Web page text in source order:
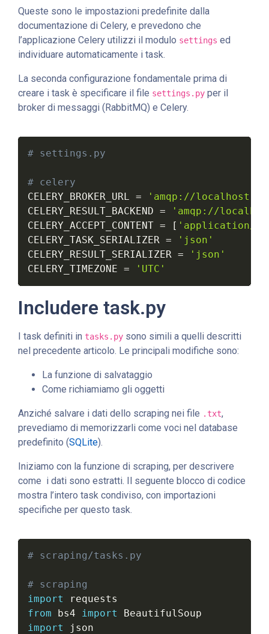
Queste sono le impostazioni predefinite dalla
documentazione di Celery, e prevedono che
l’applicazione Celery utilizzi il modulo settings ed
individuare automaticamente i task.
La seconda configurazione fondamentale prima di
creare i task è specificare il file settings.py per il
broker di messaggi (RabbitMQ) e Celery.
# settings.py
# celery
CELERY_BROKER_URL =
'amqp://
CELERY_RESULT_BACKEND =
'amqp://
CELERY_ACCEPT_CONTENT = [ 'application/
CELERY_TASK_SERIALIZER =
'json'
CELERY_RESULT_SERIALIZER =
'json'
CELERY_TIMEZONE = 'UTC'
Includere task.py
I task definiti in tasks.py sono simili a quelli descritti
nel precedente articolo. Le principali modifiche sono:
La funzione di salvataggio
Come richiamiamo gli oggetti
Anziché salvare i dati dello scraping nei file .txt,
prevediamo di memorizzarli come voci nel database
predefinito (SQLite).
Iniziamo con la funzione di scraping, per descrivere
come i dati sono estratti. Il seguente blocco di codice
mostra l’intero task condiviso, con importazioni
specifiche per questo task.
# scraping/tasks.py
# scraping
import
from bs4 import
import